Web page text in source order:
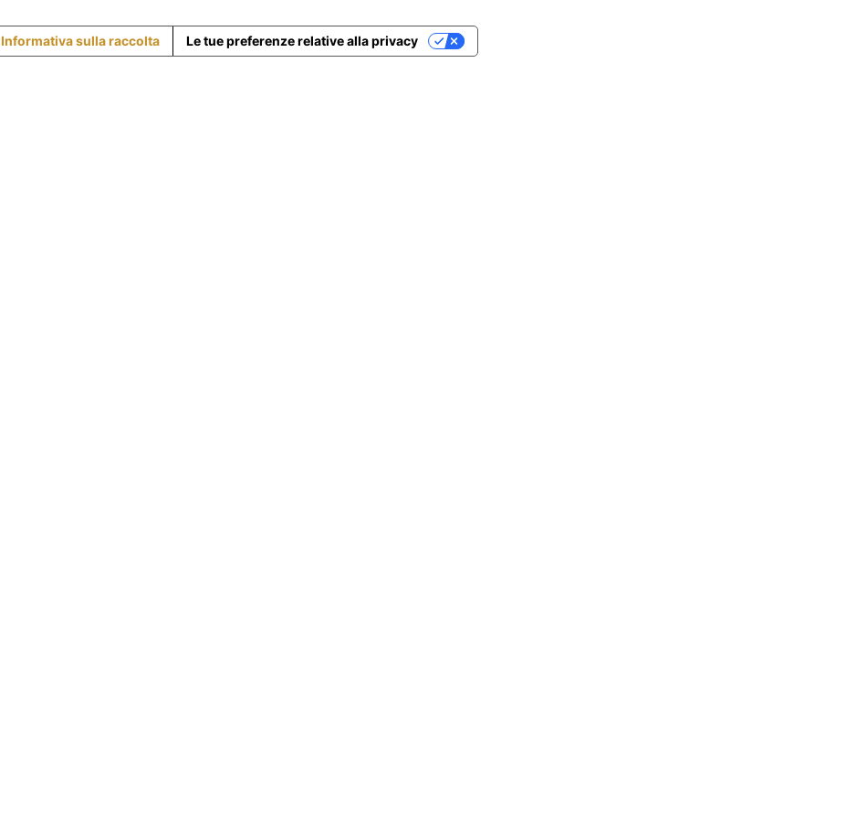
Informativa sulla raccolta Le tue preferenze relative alla privacy